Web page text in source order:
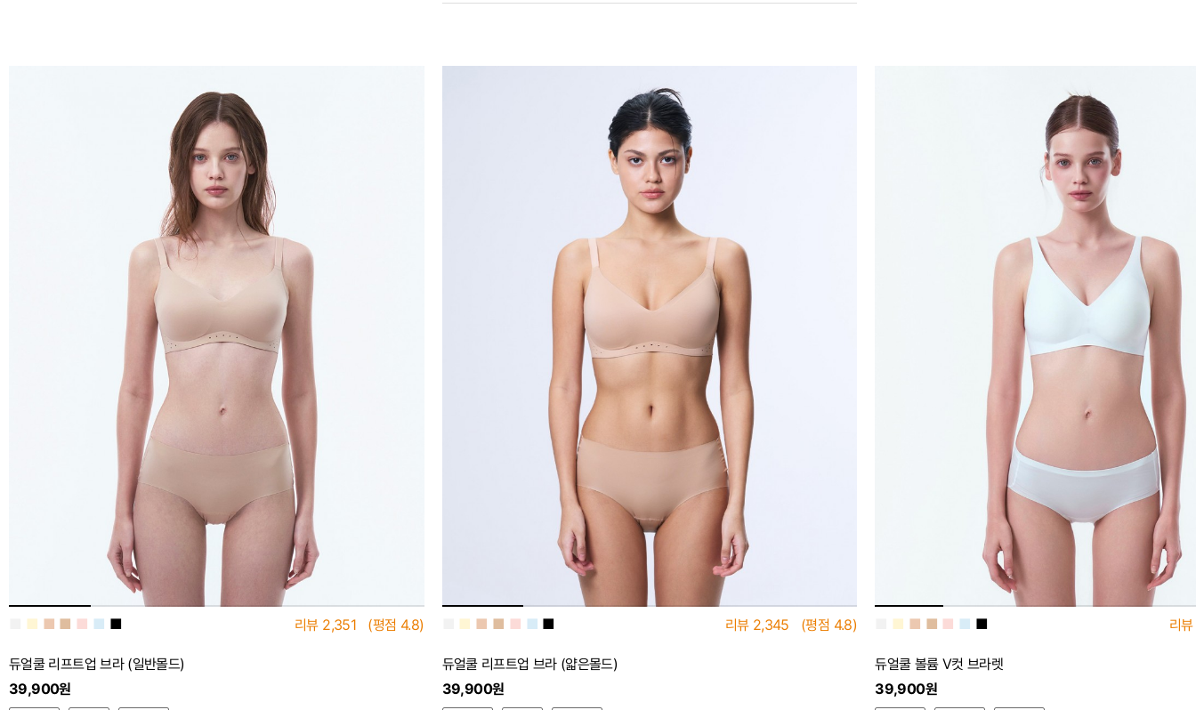
■ ■ ■ ■ ■ ■ 리뷰 2,351 (평점 4.8)
듀얼쿨 리프트업 브라 (일반몰드)
39,900원
■ ■ ■ ■ ■ ■ 리뷰 2,345 (평점 4.8)
듀얼쿨 리프트업 브라 (얇은몰드)
39,900원
■ ■ ■ ■ ■ ■ 리뷰
듀얼쿨 볼륨 V컷 브라렛
39,900원